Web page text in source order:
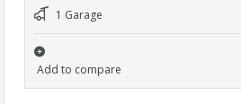
1 Garage
Add to compare